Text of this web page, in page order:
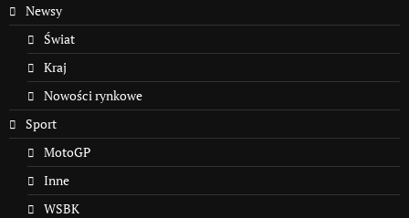
Newsy
Świat
Kraj
Nowości rynkowe
Sport
MotoGP
Inne
WSBK